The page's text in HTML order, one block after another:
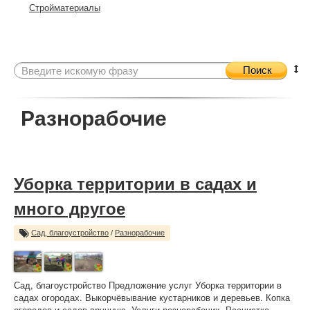
Стройматериалы
Поиск
Разнорабочие
Уборка территории в садах и
много другое
Сад, благоустройство / Разнорабочие
Сад, благоустройство Предложение услуг Уборка территории в
садах огородах. Выкорчёвывание кустарников и деревьев. Копка